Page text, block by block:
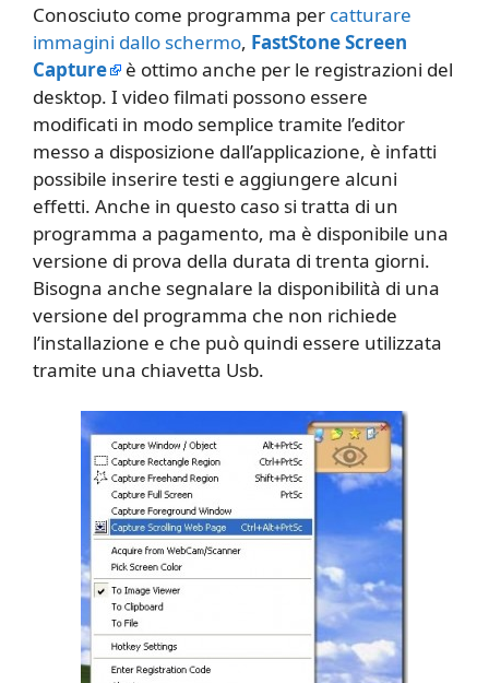
Conosciuto come programma per catturare
immagini dallo schermo, FastStone Screen
Capture
è ottimo anche per le registrazioni del
desktop. I video filmati possono essere
modificati in modo semplice tramite l’editor
messo a disposizione dall’applicazione, è infatti
possibile inserire testi e aggiungere alcuni
effetti. Anche in questo caso si tratta di un
programma a pagamento, ma è disponibile una
versione di prova della durata di trenta giorni.
Bisogna anche segnalare la disponibilità di una
versione del programma che non richiede
l’installazione e che può quindi essere utilizzata
tramite una chiavetta Usb.